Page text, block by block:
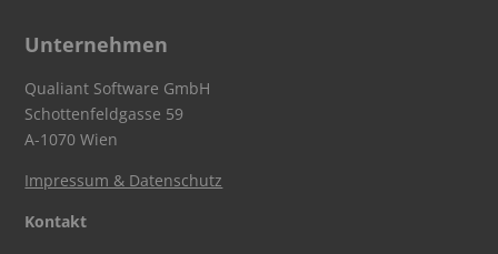
Unternehmen
Qualiant Software GmbH
Schottenfeldgasse 59
A-1070 Wien
Impressum & Datenschutz
Kontakt